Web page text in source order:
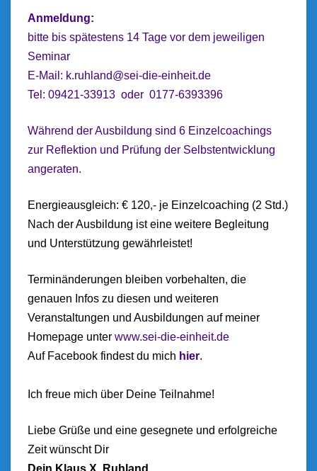
Anmeldung:
bitte bis spätestens 14 Tage vor dem jeweiligen
Seminar
E-Mail: k.ruhland@sei-die-einheit.de
Tel: 09421-33913 oder 0177-6393396
Während der Ausbildung sind 6 Einzelcoachings
zur Reflektion und Prüfung der Selbstentwicklung
angeraten.
Energieausgleich: € 120,- je Einzelcoaching (2 Std.)
Nach der Ausbildung ist eine weitere Begleitung
und Unterstützung gewährleistet!
Terminänderungen bleiben vorbehalten, die
genauen Infos zu diesen und weiteren
Veranstaltungen und Ausbildungen auf meiner
Homepage unter www.sei-die-einheit.de
Auf Facebook findest du mich hier.
Ich freue mich über Deine Teilnahme!
Liebe Grüße und eine gesegnete und erfolgreiche
Zeit wünscht Dir
Dein Klaus X. Ruhland